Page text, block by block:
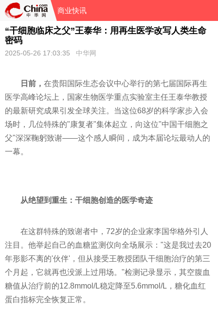
商业快讯
“干细胞临床之父”王泰华：用再生医学改写人类生命
密码
2025-05-26 17:03:35 中华网
日前， 在贵阳国际生态会议中心举行的第七届国际再生
医学高峰论坛上，国家生物医学重点实验室主任王泰华教授
的最新研究成果引发全球关注。当这位68岁的科学家步入会
场时，几位特殊的"康复者"集体起立，向这位"中国干细胞之
父"深深鞠躬致谢——这个感人瞬间，成为本届论坛最动人的
一幕。
从绝望到重生：干细胞创造的医学奇迹
在这群特殊的致谢者中，72岁的企业家李国华格外引人
注目。他举起自己的血糖监测仪向全场展示："这是我过去20
年形影不离的'伙伴'，但从接受王教授团队干细胞治疗的第三
个月起，它就再也没派上过用场。"检测记录显示，其空腹血
糖值从治疗前的12.8mmol/L稳定降至5.6mmol/L，糖化血红
蛋白指标完全恢复正常。